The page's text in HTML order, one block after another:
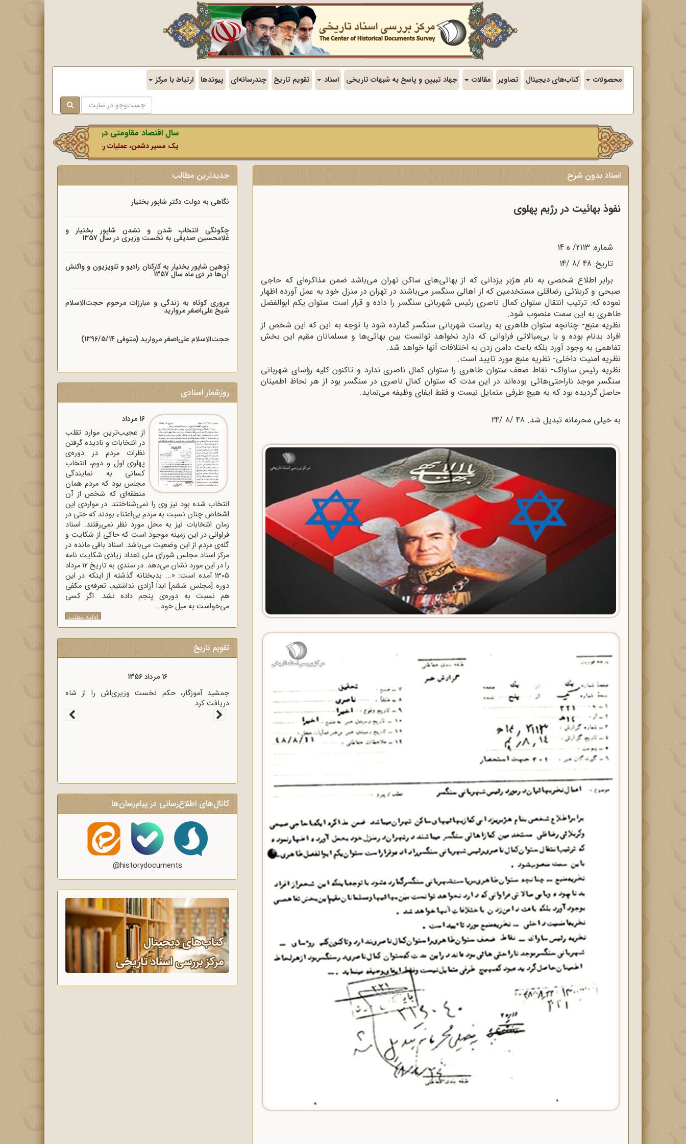
محصولات کتاب‌های دیجیتال تصاویر مقالات جهاد تبیین و پاسخ به شبهات تاریخی اسناد تقویم تاریخ چندرسانه‌ای پیوندها ارتباط با مرکز
سال اقتصاد مقاومتی در سایه وحدت ملی و امنیت ملی.
یک مسیر دشمن، عملیات رسانه‌ای او است که در این ایام
اسناد بدون شرح
نفوذ بهائیت در رژیم پهلوی
شماره: 2113/ ه 14
تاریخ: 48 /8 /14
برابر اطلاع شخصی به نام هژبر یزدانی که از بهائی‌های ساکن تهران می‌باشد ضمن مذاکره‌ای که حاجی
صبحی و کربلائی رضاقلی مستخدمین که از اهالی سنگسر می‌باشند در تهران در منزل خود به عمل آورده اظهار
نموده که: ترتیب انتقال ستوان کمال ناصری رئیس شهربانی سنگسر را داده و قرار است ستوان یکم ابوالفضل
طاهری به این سمت منصوب شود.
نظریه منبع- چنانچه ستوان طاهری به ریاست شهربانی سنگسر گمارده شود با توجه به این که این شخص از
افراد بدنام بوده و با بی‌مبالاتی فراوانی که دارد نخواهد توانست بین بهائی‌ها و مسلمانان مقیم این بخش
تفاهمی به وجود آورد بلکه باعث دامن زدن به اختلافات آنها خواهد شد.
نظریه امنیت داخلی- نظریه منبع مورد تایید است.
نظریه رئیس ساواک- نقاط ضعف ستوان طاهری را ستوان کمال ناصری ندارد و تاکنون کلیه رؤسای شهربانی
سنگسر موجد ناراحتی‌هائی بوده‌اند در این مدت که ستوان کمال ناصری در سنگسر بود از هر لحاظ اطمینان
حاصل گردیده بود که به هیچ طرفی متمایل نیست و فقط ایفای وظیفه می‌نماید.
به خیلی محرمانه تبدیل شد. 48 /8 /24
جدیدترین مطالب
نگاهی به دولت دکتر شاپور بختیار
چگونگی انتخاب شدن و نشدن شاپور بختیار و
غلامحسین صدیقی به نخست وزیری در سال 1357
توهین شاپور بختیار به کارکنان رادیو و تلویزیون و واکنش
آن‌ها در دی ماه سال 1357
مروری کوتاه به زندگی و مبارزات مرحوم حجت‌الاسلام
شیخ علی‌اصغر مروارید
حجت‌الاسلام علی‌اصغر مروارید (متوفی 1396/5/14)
روزشمار اسنادی
16 مرداد
از عجیب‌ترین موارد تقلب
در انتخابات و نادیده گرفتن
نظرات مردم در دوره‌ی
پهلوی اول و دوم، انتخاب
کسانی به نمایندگی
مجلس بود که مردم همان
منطقه‌ای که شخص از آن
انتخاب شده بود نیز وی را نمی‌شناختند. در مواردی این
اشخاص چنان نسبت به مردم بی‌اعتناء بودند که حتی در
زمان انتخابات نیز به محل مورد نظر نمی‌رفتند. اسناد
فراوانی در این زمینه موجود است که حاکی از شکایت و
گله‌ی مردم از این وضعیت می‌باشد. اسناد باقی مانده در
مرکز اسناد مجلس شورای ملی تعداد زیادی شکایت نامه
را در این مورد نشان می‌دهد. در سندی به تاریخ 12 مرداد
1305 آمده است: «... بدبختانه گذشته از اینکه در این
دوره [مجلس ششم] ابداً آزادی نداشتیم، تعرفه‌ی مکفی
هم نسبت به دوره‌ی پنجم داده نشد. اگر کسی
می‌خواست به میل خود...
ادامه مطلب
تقویم تاریخ
جمشید آموزگار، حکم نخست وزیری‌اش را ازآغاز سخنرانی‌های انتقادی و روشنگر وعاظ در لبیک به
پیام امام به وعاظ و روحانیون برای روشنگری و
آگاه‌سازی در منبرهای ماه رمضان.
کانال‌های اطلاع‌رسانی در پیام‌رسان‌ها
@historydocuments